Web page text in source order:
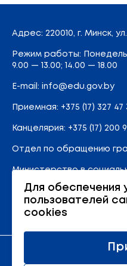
Адрес: 220010, г. Минск,
Режим работы:
9.00 — 13.00; 14.00 — 18.00
E-mail: info@edu.gov.by
Приемная: +375 (17) 327 47
Канцелярия: +375 (17) 200
Отдел по обращению
Министерство в
Карта сайта
Для обеспечения
пользователей
cookies